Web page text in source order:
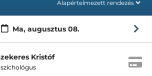
Ma, augusztus 08.
Kristóf